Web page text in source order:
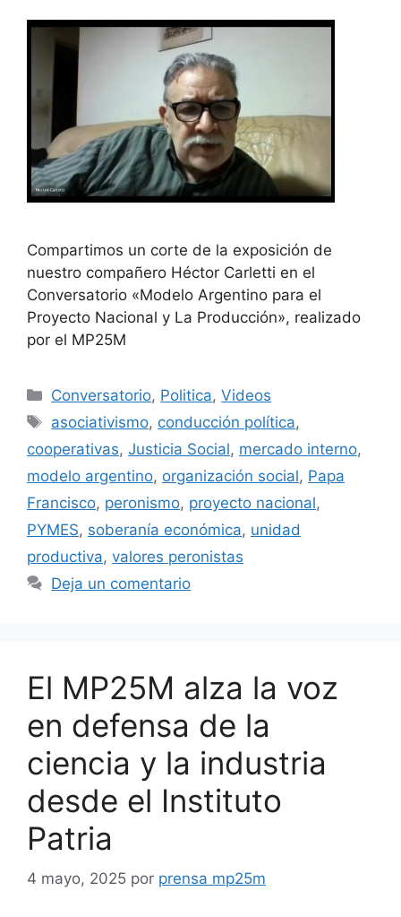
Compartimos un corte de la exposición de
nuestro compañero Héctor Carletti en el
Conversatorio «Modelo Argentino para el
Proyecto Nacional y La Producción», realizado
por el MP25M
Conversatorio, Politica,Videos
asociativismo, conducción política,
cooperativas, Justicia Social, mercado interno,
modelo argentino, organización social, Papa
Francisco, peronismo, proyecto nacional,
PYMES, soberanía económica, unidad
productiva, valores peronistas
Deja un comentario
El MP25M alza la voz
en defensa de la
ciencia y la industria
desde el Instituto
Patria
4 mayo, 2025 por prensa mp25m